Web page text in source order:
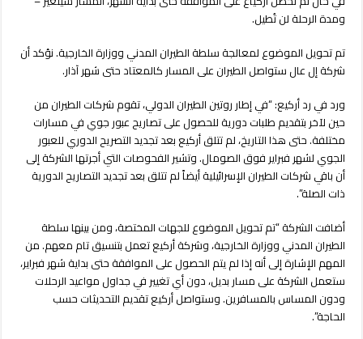
ومدة الرحلة لن تُطيل.
تم تحويل الموضوع لمعالجة سلطة الطيران المدني ووزارة الخارجية. نؤكد أن
شركة إل عال ستواصل الطيران على المسار كالمعتاد حتى شهر آذار.
ورد في رد أركيع: “في إطار روتين الطيران الدولي، تقوم شركات الطيران من
حين لآخر بتقديم طلبات دورية للحصول على تصاريح عبور جوي في مسارات
مختلفة. حتى هذا التاريخ، لم تتلق أركيع بعد تجديد التصريح الدوري للعبور
الجوي لشهر فبراير فوق الصومال. وتشير الفحوصات التي أجرتها الشركة إلى
أن باقي شركات الطيران الإسرائيلية أيضاً لم تتلق بعد تجديد التصاريح الدورية
ذات الصلة”.
أضافت الشركة “تم تحويل الموضوع للجهات المختصة، ومن بينها سلطة
الطيران المدني ووزارة الخارجية، وشركة أركيع تعمل بتنسيق تام معهم. من
المهم الإشارة إلى أنه إذا لم يتم الحصول على الموافقة حتى بداية شهر فبراير،
ستعمل الشركة على مسار بديل، دون أي تغيير في جداول مواعيد الرحلات
ودون المساس بالمسافرين. وستواصل أركيع تقديم التحديثات حسب
الحاجة”.